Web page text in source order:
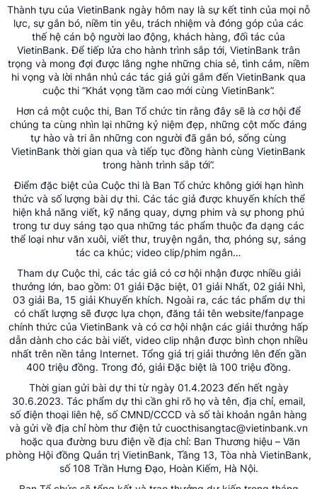
Thành tựu của VietinBank ngày hôm nay là sự kết tinh của mọi nỗ
lực, sự gắn bó, niềm tin yêu, trách nhiệm và đóng góp của các
thế hệ cán bộ người lao động, khách hàng, đối tác của
VietinBank. Để tiếp lửa cho hành trình sắp tới, VietinBank trân
trọng và mong đợi được lắng nghe những chia sẻ, tình cảm, niềm
hi vọng và lời nhắn nhủ các tác giả gửi gắm đến VietinBank qua
cuộc thi “Khát vọng tầm cao mới cùng VietinBank”.
Hơn cả một cuộc thi, Ban Tổ chức tin rằng đây sẽ là cơ hội để
chúng ta cùng nhìn lại những kỷ niệm đẹp, những cột mốc đáng
tự hào và tri ân những con người đã gắn bó, sống cùng
VietinBank thời gian qua và tiếp tục đồng hành cùng VietinBank
trong hành trình sắp tới”.
Điểm đặc biệt của Cuộc thi là Ban Tổ chức không giới hạn hình
thức và số lượng bài dự thi. Các tác giả được khuyến khích thể
hiện khả năng viết, kỹ năng quay, dựng phim và sự phong phú
trong tư duy sáng tạo qua những tác phẩm thuộc đa dạng các
thể loại như văn xuôi, viết thư, truyện ngắn, thơ, phóng sự, sáng
tác ca khúc; video clip/phim ngắn…
Tham dự Cuộc thi, các tác giả có cơ hội nhận được nhiều giải
thưởng lớn, bao gồm: 01 giải Đặc biệt, 01 giải Nhất, 02 giải Nhì,
03 giải Ba, 15 giải Khuyến khích. Ngoài ra, các tác phẩm dự thi
có chất lượng sẽ được lựa chọn, đăng tải tên website/fanpage
chính thức của VietinBank và có cơ hội nhận các giải thưởng hấp
dẫn dành cho các bài viết, video clip nhận được bình chọn nhiều
nhất trên nền tảng Internet. Tổng giá trị giải thưởng lên đến gần
400 triệu đồng. Trong đó, giải Đặc biệt là 100 triệu đồng.
Thời gian gửi bài dự thi từ ngày 01.4.2023 đến hết ngày
30.6.2023. Tác phẩm dự thi cần ghi rõ họ và tên, địa chỉ, email,
số điện thoại liên hệ, số CMND/CCCD và số tài khoản ngân hàng
và gửi về địa chỉ hòm thư điện tử cuocthisangtac@vietinbank.vn
hoặc qua đường bưu điện về địa chỉ: Ban Thương hiệu – Văn
phòng Hội đồng Quản trị VietinBank, Tầng 13, Tòa nhà VietinBank,
số 108 Trần Hưng Đạo, Hoàn Kiếm, Hà Nội.